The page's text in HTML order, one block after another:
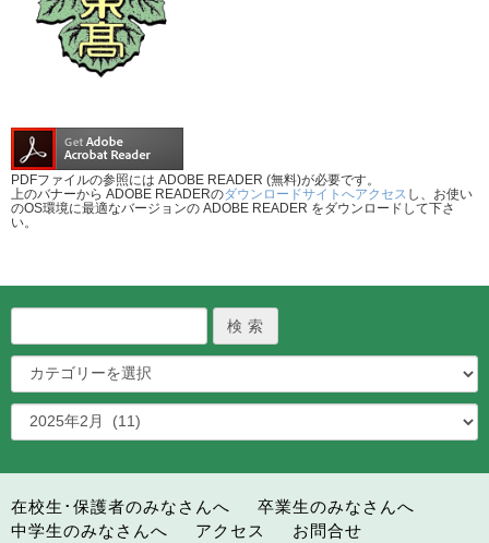
PDFファイルの参照には ADOBE READER (無料)が必要です。
上のバナーから ADOBE READERのダウンロードサイトへアクセス し、お使い
のOS環境に最適なバージョンの ADOBE READER をダウンロードして下さ
い。
在校生･保護者のみなさんへ
卒業生のみなさんへ
中学生のみなさんへ
アクセス
お問合せ